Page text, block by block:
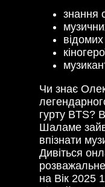
знання
Чи знає
гурту BTS?
Шаламе
впізнати
Дивіться
на Вік 2025